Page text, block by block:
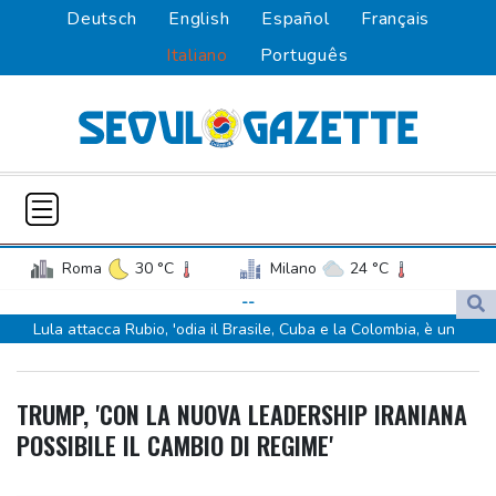
Deutsch English Español
Français
Italiano
Português
Roma 30 °C Milano
24 °C
Napoli
27 °C
--
Lula attacca Rubio, 'odia il Brasile, Cuba e la Colombia, è un
bolsonarista'
Kiev, 'stato di allerta aerea nella capitale, c'è la minaccia di droni
TRUMP, 'CON LA NUOVA LEADERSHIP IRANIANA
POSSIBILE IL CAMBIO DI REGIME'